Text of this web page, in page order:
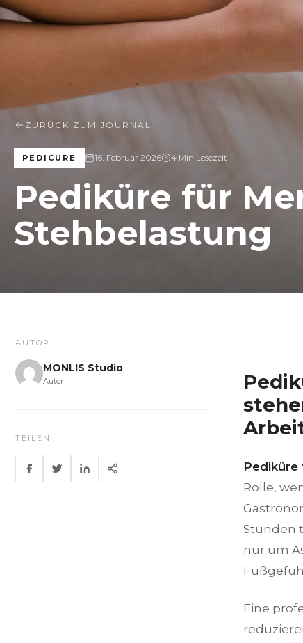
ZURÜCK ZUM JOURNAL
PEDICURE 16. Februar 2026 4 Min Lesezeit
Pediküre für
Stehbelastung
AUTOR
MONLIS Studio
Autor
TEILEN
Pediküre
Rolle,
Stunden
nur um
Eine